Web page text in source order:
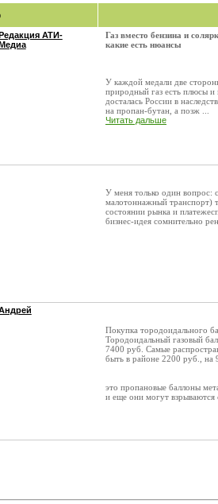
АТИ-
Газ вместо бензина и
какие есть нюансы
У каждой медали две
природный газ есть плюсы
досталась России в
на пропан-бутан, а позж ...
Читать дальше
У меня только один вопрос:
малотоннажный транспорт)
состоянии рынка и
бизнес-идея сомнительно
Покупка тородоидального
Тородоидальный газовый
7400 руб. Самые
быть в районе 2200 руб.,
это пропановые баллоны
и еще они могут взрываются